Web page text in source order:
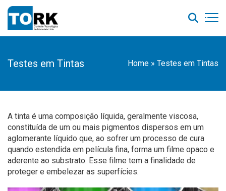
Testes em Tintas Home » Testes em Tintas
A tinta é uma composição líquida, geralmente viscosa,
constituída de um ou mais pigmentos dispersos em um
aglomerante líquido que, ao sofrer um processo de cura
quando estendida em película fina, forma um filme opaco e
aderente ao substrato. Esse filme tem a finalidade de
proteger e embelezar as superfícies.